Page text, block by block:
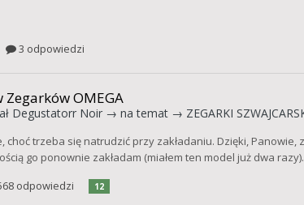
3 odpowiedzi
Zegarków OMEGA
Degustatorr Noir→ na temat → ZEGARKI
choć trzeba się natrudzić przy zakładaniu. Dzięki,
go ponownie zakładam (miałem ten model już dwa razy).
odpowiedzi 12